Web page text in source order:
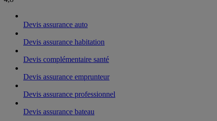
Devis assurance auto
Devis assurance habitation
Devis complémentaire santé
Devis assurance emprunteur
Devis assurance professionnel
Devis assurance bateau